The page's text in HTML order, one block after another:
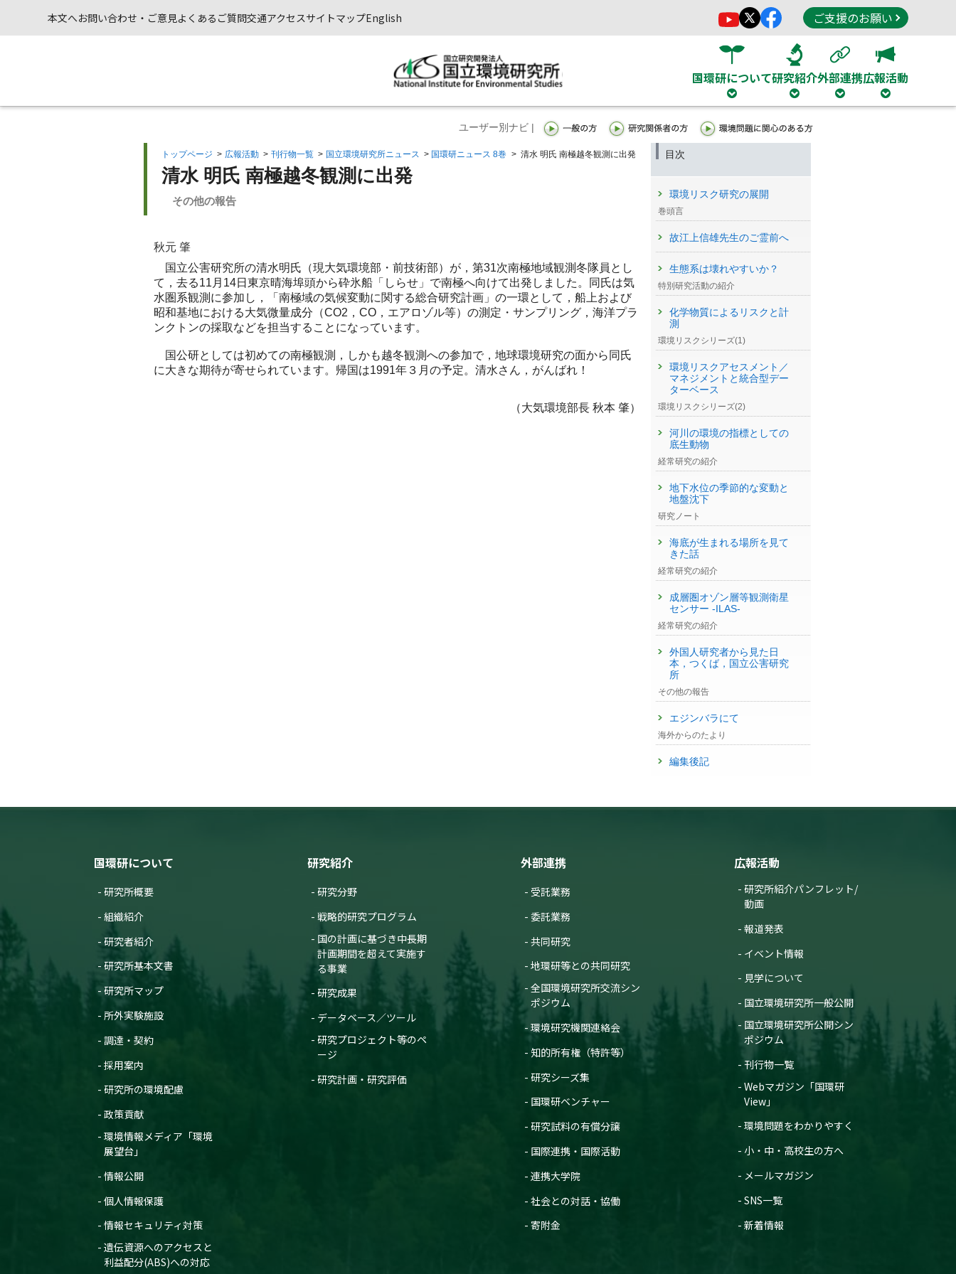
本文へお問い合わせ・ご意見よくあるご質問交通アクセスサイトマップEnglish ご支援のお願い
国環研について研究紹介外部連携広報活動
ユーザー別ナビ |
トップページ > 広報活動 > 刊行物一覧 > 国立環境研究所ニュース > 国環研ニュース 8巻 > 清水 明氏 南極越冬観測に出発
清水 明氏 南極越冬観測に出発
その他の報告
秋元 肇
国立公害研究所の清水明氏（現大気環境部・前技術部）が，第31次南極地域観測冬隊員とし
て，去る11月14日東京晴海埠頭から砕氷船「しらせ」で南極へ向けて出発しました。同氏は気
水圏系観測に参加し，「南極域の気候変動に関する総合研究計画」の一環として，船上および
昭和基地における大気微量成分（CO2，CO，エアロゾル等）の測定・サンプリング，海洋プラ
ンクトンの採取などを担当することになっています。
国公研としては初めての南極観測，しかも越冬観測への参加で，地球環境研究の面から同氏
に大きな期待が寄せられています。帰国は1991年３月の予定。清水さん，がんばれ！
（大気環境部長 秋本 肇）
目次
環境リスク研究の展開
巻頭言
故江上信雄先生のご霊前へ
生態系は壊れやすいか？
特別研究活動の紹介
化学物質によるリスクと計
測
環境リスクシリーズ(1)
環境リスクアセスメント／
マネジメントと統合型デー
ターベース
環境リスクシリーズ(2)
河川の環境の指標としての
底生動物
経常研究の紹介
地下水位の季節的な変動と
地盤沈下
研究ノート
海底が生まれる場所を見て
きた話
経常研究の紹介
成層圏オゾン層等観測衛星
センサー -ILAS-
経常研究の紹介
外国人研究者から見た日
本，つくば，国立公害研究
所
その他の報告
エジンバラにて
海外からのたより
編集後記
国環研について
研究所概要
組織紹介
研究者紹介
研究所基本文書
研究所マップ
所外実験施設
調達・契約
採用案内
研究所の環境配慮
政策貢献
環境情報メディア「環境
展望台」
情報公開
個人情報保護
情報セキュリティ対策
遺伝資源へのアクセスと
利益配分(ABS)への対応
研究紹介
研究分野
戦略的研究プログラム
国の計画に基づき中長期
計画期間を超えて実施す
る事業
研究成果
データベース／ツール
研究プロジェクト等のペ
ージ
研究計画・研究評価
外部連携
受託業務
委託業務
共同研究
地環研等との共同研究
全国環境研究所交流シン
ポジウム
環境研究機関連絡会
知的所有権（特許等）
研究シーズ集
国環研ベンチャー
研究試料の有償分譲
国際連携・国際活動
連携大学院
社会との対話・協働
寄附金
広報活動
研究所紹介パンフレット/
動画
報道発表
イベント情報
見学について
国立環境研究所一般公開
国立環境研究所公開シン
ポジウム
刊行物一覧
Webマガジン「国環研
View」
環境問題をわかりやすく
小・中・高校生の方へ
メールマガジン
SNS一覧
新着情報